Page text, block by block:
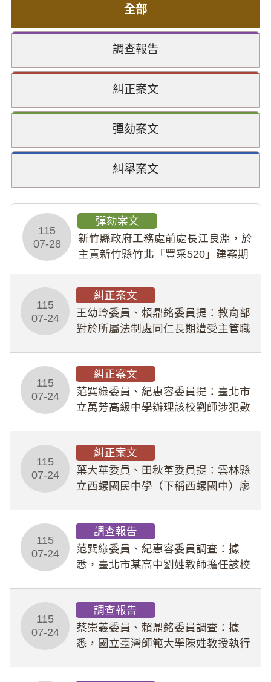
全部
調查報告
糾正案文
彈劾案文
糾舉案文
115
07-28
彈劾案文
新竹縣政府工務處前處長江良淵，於
主責新竹縣竹北「豐采520」建案期
幣1,483萬餘元，並長期收受建商餽
贈；復罔顧公共安全，圖利默許建商
於停工期間
115
07-24
糾正案文
王幼玲委員、賴鼎銘委員提：教育部
對於所屬法制處同仁長期遭受主管職
人員保障法」及「職業安全衛生法」
所定維護公務人員
115
07-24
糾正案文
范巽綠委員、紀惠容委員提：臺北市
立萬芳高級中學辦理該校劉師涉犯數
業把關與糾錯功能，不僅首份調查報
告漏未審酌師生不
115
07-24
糾正案文
葉大華委員、田秋堇委員提：雲林縣
立西螺國民中學（下稱西螺國中）廖
教羽球隊學生等行為，歷經該校校園
事件處理會議（下
115
07-24
調查報告
范巽綠委員、紀惠容委員調查：據
悉，臺北市某高中劉姓教師擔任該校
行拍攝特定樣態性影像並以手機傳送
劉師。該生因畏懼成
115
07-24
調查報告
蔡崇義委員、賴鼎銘委員調查：據
悉，國立臺灣師範大學陳姓教授執行